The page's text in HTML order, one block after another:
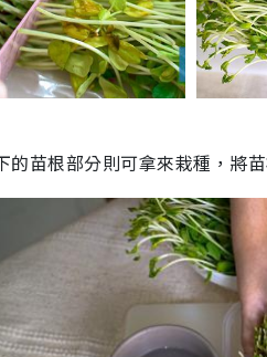
的苗根部分則可拿來栽種，將